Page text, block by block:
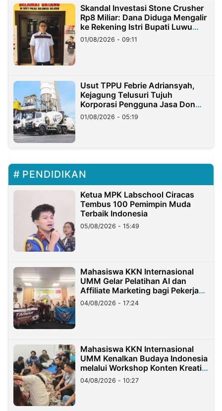
Skandal Investasi Stone Crusher
Rp8 Miliar: Dana Diduga Mengalir
ke Rekening Istri Bupati Luwu
Timur
01/08/2026 - 09:11
Usut TPPU Febrie Adriansyah,
Kejagung Telusuri Tujuh
Korporasi Pengguna Jasa Don
Ritto
01/08/2026 - 05:19
PENDIDIKAN
Ketua MPK Labschool Ciracas
Tembus 100 Pemimpin Muda
Terbaik Indonesia
05/08/2026 - 15:49
Mahasiswa KKN Internasional
UMM Gelar Pelatihan AI dan
Affiliate Marketing bagi Pekerja
Migran Indonesia di Taiwan
04/08/2026 - 17:24
Mahasiswa KKN Internasional
UMM Kenalkan Budaya Indonesia
melalui Workshop Konten Kreatif
di Taiwan
04/08/2026 - 10:27